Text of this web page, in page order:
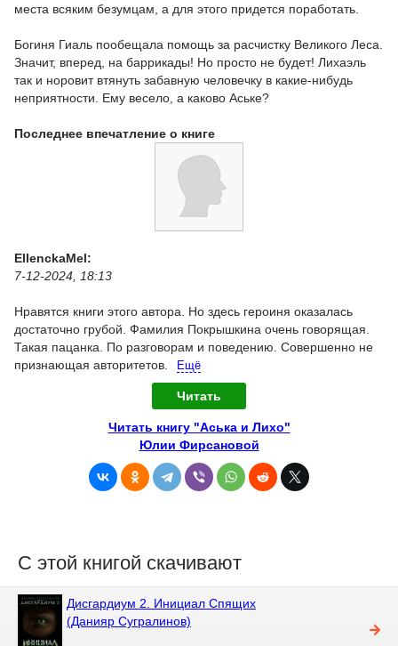
места всяким безумцам, а для этого придется поработать.
Богиня Гиаль пообещала помощь за расчистку Великого Леса.
Значит, вперед, на баррикады! Но просто не будет! Лихаэль
так и норовит втянуть забавную человечку в какие-нибудь
неприятности. Ему весело, а каково Аське?
Последнее впечатление о книге
EllenckaMel:
7-12-2024, 18:13
Нравятся книги этого автора. Но здесь героиня оказалась
достаточно грубой. Фамилия Покрышкина очень говорящая.
Такая пацанка. По разговорам и поведению. Совершенно не
признающая авторитетов.
Ещё
Читать
Читать книгу "Аська и Лихо"
Юлии Фирсановой
С этой книгой скачивают
Дисгардиум 2. Инициал Спящих
(Данияр Сугралинов)